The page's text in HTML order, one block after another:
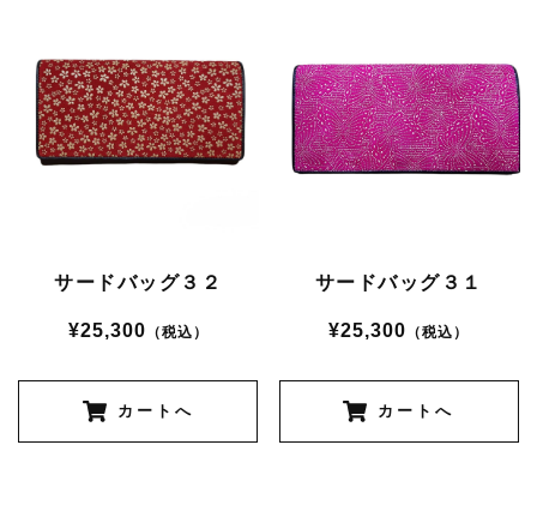
サードバッグ３２
¥25,300 （税込）
カートへ
サードバッグ３１
¥25,300 （税込）
カートへ